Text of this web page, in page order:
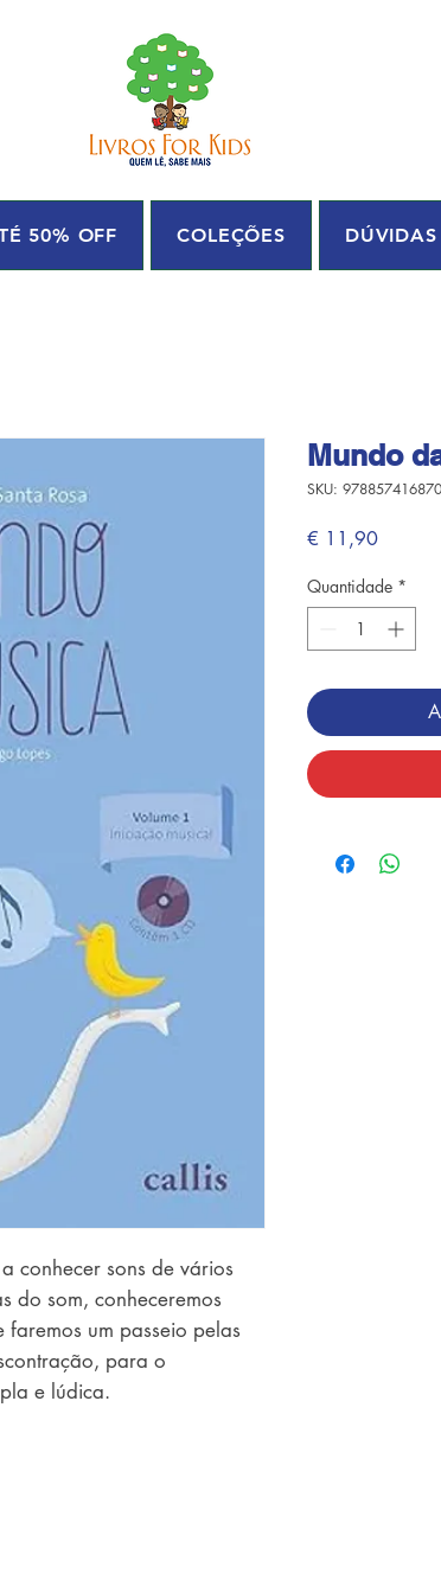
50% OFF COLEÇÕES DÚVIDAS
conhecer sons de vários
do som, conheceremos
faremos um passeio pelas
para o
e lúdica.
Mundo
SKU:
€ 11,90Preço
Quantidade *